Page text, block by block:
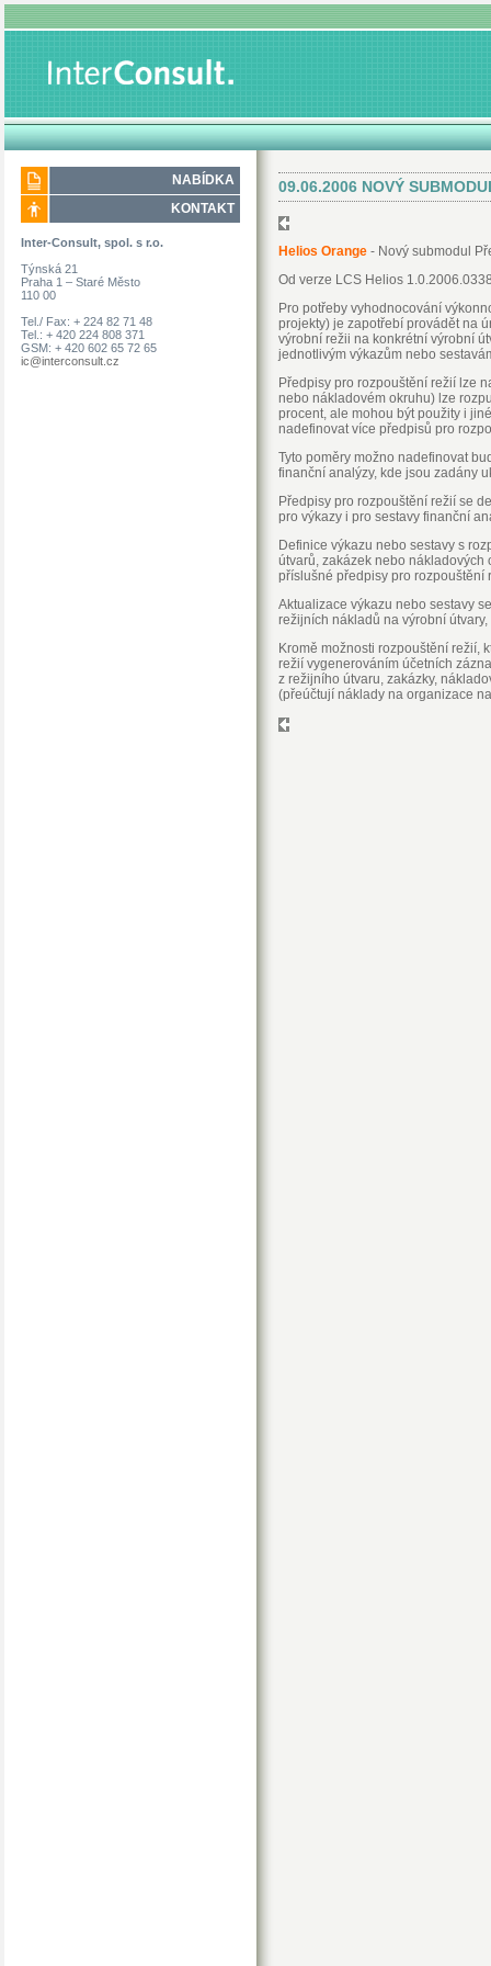
NABÍDKA
KONTAKT
Inter-Consult, spol. s r.o.
Týnská 21
Praha 1 – Staré Město
110 00
Tel./ Fax: + 224 82 71 48
Tel.: + 420 224 808 371
GSM: + 420 602 65 72 65
ic@interconsult.cz
09.06.2006 NOVÝ
Helios Orange - Nový submodul
Od verze LCS Helios
Pro potřeby vyhodnocování
projekty) je zapotřebí provádět na
výrobní režii na konkrétní výrobní
jednotlivým výkazům nebo
Předpisy pro rozpouštění režií lze
nebo nákladovém okruhu) lze
procent, ale mohou být použity i
nadefinovat více předpisů pro
Tyto poměry možno nadefinovat
finanční analýzy, kde jsou zadány
Předpisy pro rozpouštění režií se
pro výkazy i pro sestavy finanční
Definice výkazu nebo sestavy s
útvarů, zakázek nebo nákladových
příslušné předpisy pro rozpouštění
Aktualizace výkazu nebo sestavy
režijních nákladů na výrobní
Kromě možnosti rozpouštění režií,
režií vygenerováním účetních
z režijního útvaru, zakázky,
(přeúčtují náklady na organizace